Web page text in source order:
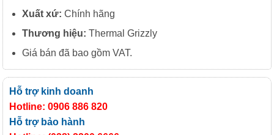
Xuất xứ: Chính hãng
Thương hiệu: Thermal Grizzly
Giá bán đã bao gồm VAT.
Hỗ trợ kinh doanh
Hotline: 0906 886 820
Hỗ trợ bảo hành